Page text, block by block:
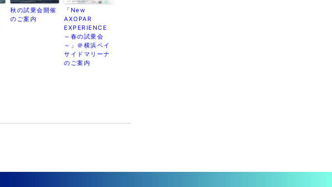
秋の試乗会開催
のご案内
「New
AXOPAR
EXPERIENCE
～春の試乗会
～」＠横浜ベイ
サイドマリーナ
のご案内